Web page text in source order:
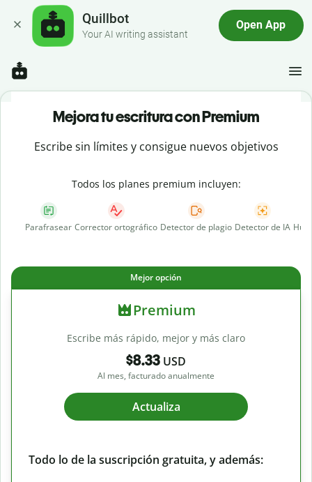
Quillbot
Your AI writing assistant
Open App
Mejora tu escritura con Premium
Escribe sin límites y consigue nuevos objetivos
Todos los planes premium incluyen:
Parafrasear Corrector ortográfico Detector de plagio Detector de IA
Mejor opción
Premium
Escribe más rápido, mejor y más claro
$8.33 USD
Al mes, facturado anualmente
Actualiza
Todo lo de la suscripción gratuita, y además: